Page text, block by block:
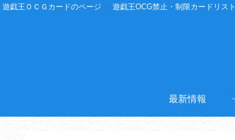
遊戯王ＯＣＧカードのページ 遊戯王OCG禁止・制限カードリスト
最新情報